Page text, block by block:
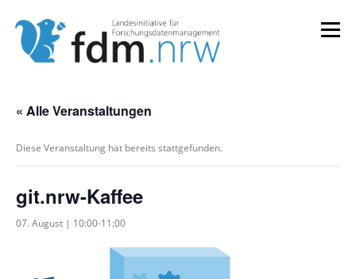
Inhalt
springen
Menü
KOMPETENZEN & VERANSTALTUNGEN
« Alle Veranstaltungen
Diese Veranstaltung hat bereits stattgefunden.
git.nrw-Kaffee
07. August | 10:00-11:00